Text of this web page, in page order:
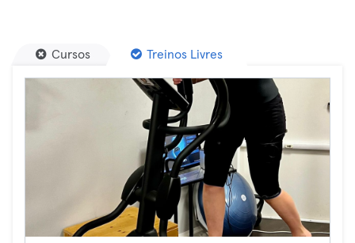
Cursos Treinos Livres